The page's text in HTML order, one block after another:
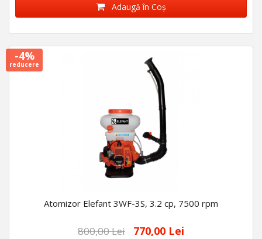
Adaugă în Coş
-4%
reducere
Atomizor Elefant 3WF-3S, 3.2 cp, 7500 rpm
800,00 Lei 770,00 Lei